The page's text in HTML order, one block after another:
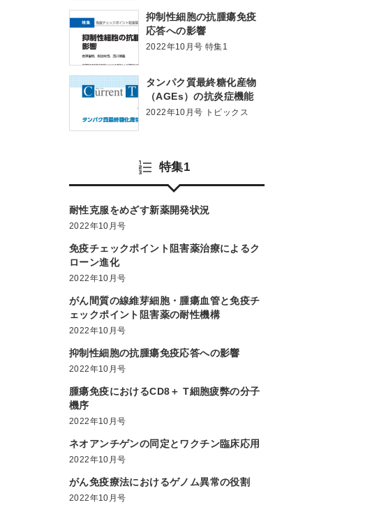
抑制性細胞の抗腫瘍免疫
応答への影響
2022年10月号 特集1
タンパク質最終糖化産物
（AGEs）の抗炎症機能
2022年10月号 トピックス
特集1
耐性克服をめざす新薬開発状況
2022年10月号
免疫チェックポイント阻害薬治療によるク
ローン進化
2022年10月号
がん間質の線維芽細胞・腫瘍血管と免疫チ
ェックポイント阻害薬の耐性機構
2022年10月号
抑制性細胞の抗腫瘍免疫応答への影響
2022年10月号
腫瘍免疫におけるCD8＋ T細胞疲弊の分子
機序
2022年10月号
ネオアンチゲンの同定とワクチン臨床応用
2022年10月号
がん免疫療法におけるゲノム異常の役割
2022年10月号